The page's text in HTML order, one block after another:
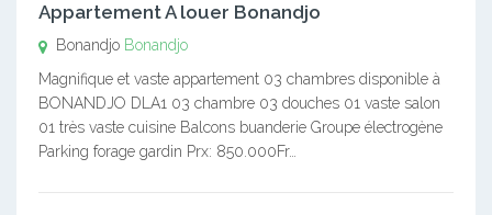
Appartement A louer Bonandjo
Bonandjo Bonandjo
Magnifique et vaste appartement 03 chambres disponible à
BONANDJO DLA1 03 chambre 03 douches 01 vaste salon
01 très vaste cuisine Balcons buanderie Groupe électrogène
Parking forage gardin Prx: 850.000Fr…